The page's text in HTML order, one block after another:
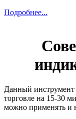
Подробнее...
Данный инструмент
торговле на 15-30
можно применять и